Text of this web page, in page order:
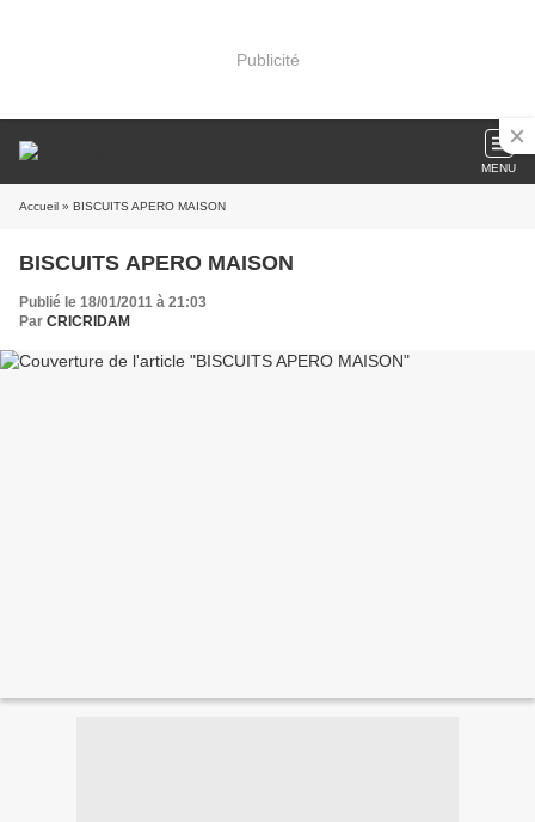
Publicité
MENU
Accueil » BISCUITS APERO MAISON
BISCUITS APERO MAISON
Publié le 18/01/2011 à 21:03
Par CRICRIDAM